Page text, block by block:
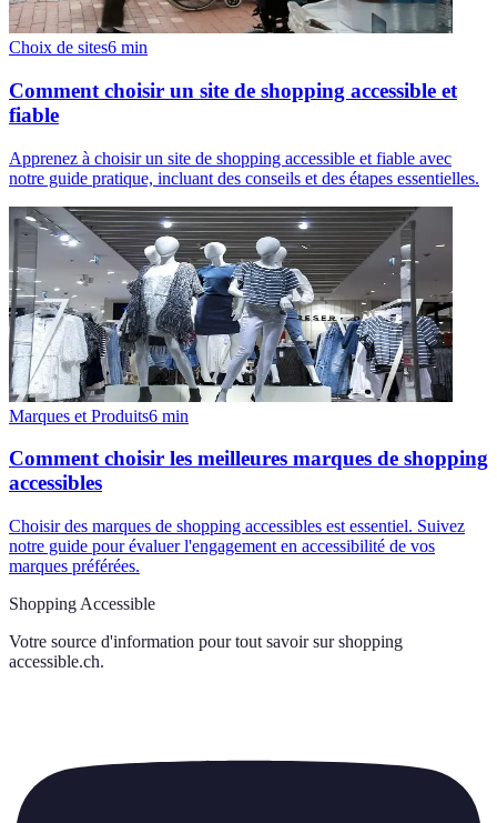
Choix de sites6 min
Comment choisir un site de shopping accessible et
fiable
Apprenez à choisir un site de shopping accessible et fiable avec
notre guide pratique, incluant des conseils et des étapes essentielles.
Marques et Produits6 min
Comment choisir les meilleures marques de shopping
accessibles
Choisir des marques de shopping accessibles est essentiel. Suivez
notre guide pour évaluer l'engagement en accessibilité de vos
marques préférées.
Shopping Accessible
Votre source d'information pour tout savoir sur shopping
accessible.ch.